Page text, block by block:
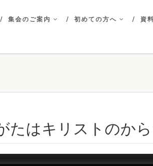
集会のご案内 初めての方へ 資
はキリストのから